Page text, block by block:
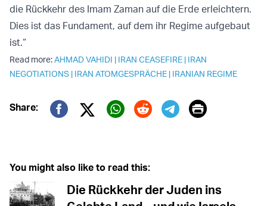
die Rückkehr des Imam Zaman auf die Erde erleichtern.
Dies ist das Fundament, auf dem ihr Regime aufgebaut
ist.“
Read more:AHMAD VAHIDI | IRAN CEASEFIRE | IRAN
NEGOTIATIONS | IRAN ATOMGESPRÄCHE | IRANIAN REGIME
Share:
Twitter (X)
Print
You might also like to read this:
Die Rückkehr der Juden ins